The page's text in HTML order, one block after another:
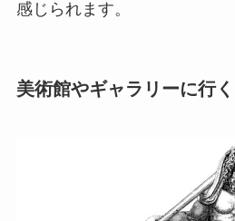
感じられます。
美術館やギャラリーに行く